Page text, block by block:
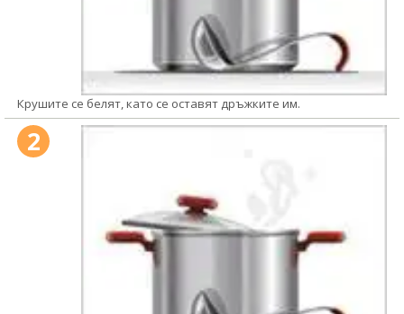
Крушите се белят, като се оставят дръжките им.
2